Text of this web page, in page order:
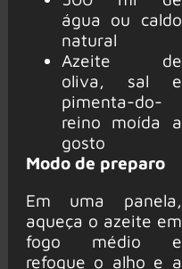
água ou caldo
natural
Azeite de
oliva, sal e
pimenta-do-
reino moída a
gosto
Modo de preparo
Em uma panela,
aqueça o azeite em
fogo médio e
refogue o alho e a